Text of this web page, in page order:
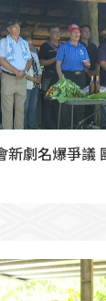
新劇名爆爭